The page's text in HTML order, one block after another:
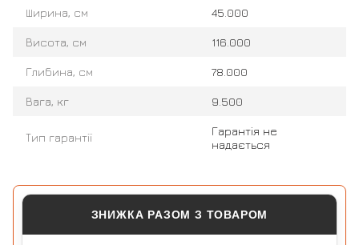
Ширина, см 45.000
Висота, см 116.000
Глибина, см 78.000
Вага, кг 9.500
Тип гарантії
Гарантія не
надається
ЗНИЖКА РАЗОМ З ТОВАРОМ